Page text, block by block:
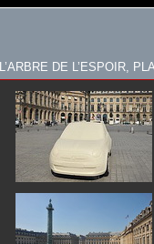
L’ARBRE DE L’ESPOIR,